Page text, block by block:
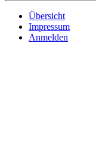
Übersicht
Impressum
Anmelden